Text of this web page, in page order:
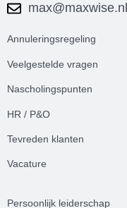
max@maxwise.nl
Annuleringsregeling
Veelgestelde vragen
Nascholingspunten
HR / P&O
Tevreden klanten
Vacature
Persoonlijk leiderschap